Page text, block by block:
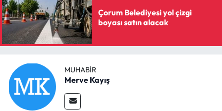
Çorum Belediyesi yol çizgi
boyası satın alacak
MUHABIR
Merve Kayış
Yemek Tarifleri
Yerel Haberler